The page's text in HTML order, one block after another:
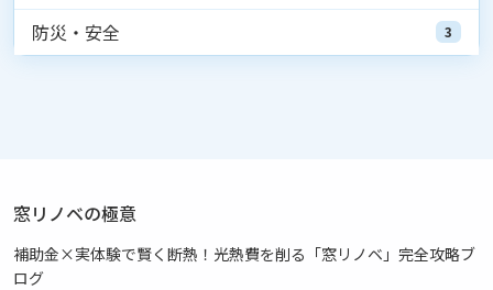
防災・安全 3
窓リノベの極意
補助金×実体験で賢く断熱！光熱費を削る「窓リノベ」完全攻略ブ
ログ